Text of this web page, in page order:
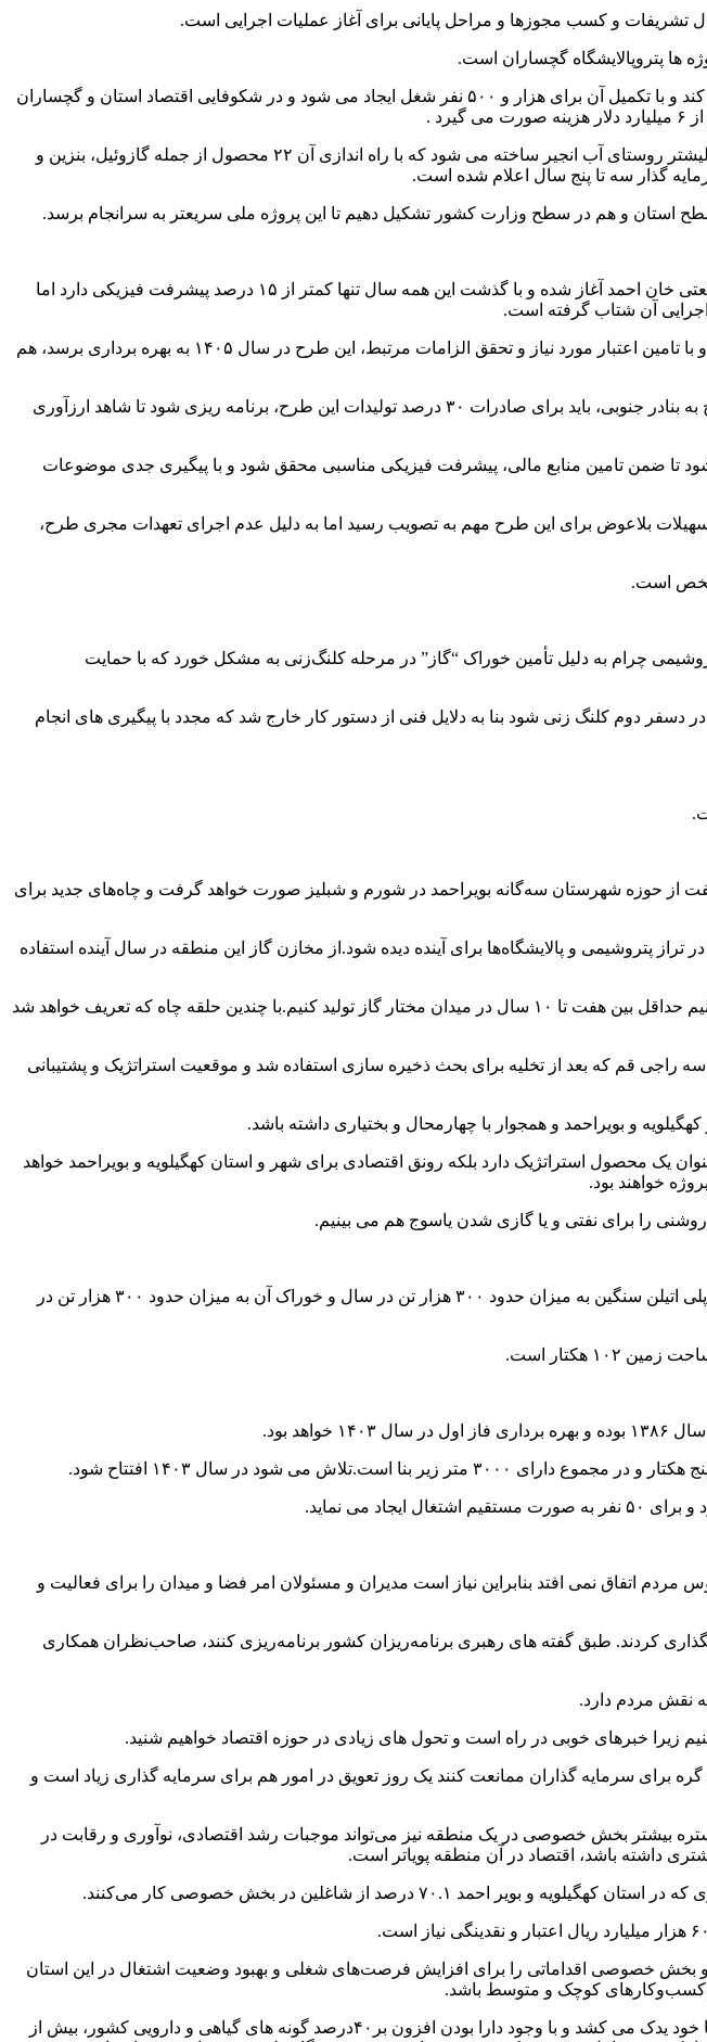
تشریفات و کسب مجوزها و مراحل پایانی برای آغاز عملیات اجرایی است.
ها پتروپالایشگاه گچساران است.
وی افزود: عملیات ساخت پتروپالایشگاه گچساران در زمان اجرا برای بیش از پنج هزار نفر اشتغال ایجاد می کند و با تکمیل آن برای هزار و ۵۰۰ نفر شغل ایجاد می شود و در شکوفایی اقتصاد استان و گچساران
.
استاندار کهگیلویه و بویراحمد عنوان کرد: این ابر پروژه اقتصادی در زمینی به مساحت ۲۱۵ هکتار در منطقه لیشتر روستای آب انجیر ساخته می شود که با راه اندازی آن ۲۲ محصول از جمله گازوئیل، بنزین و
سطح استان و هم در سطح وزارت کشور تشکیل دهیم تا این پروژه ملی سریعتر به سرانجام برسد.
عملیات اجرایی کارخانه بیواتانول باشت که مهرماه سال ۱۳۹۸ در زمینی به مساحت ۱۵ هکتار در شهرک صنعتی خان احمد آغاز شده و با گذشت این همه سال تنها کمتر از ۱۵ درصد پیشرفت فیزیکی دارد اما
آن شتاب گرفته است.
مدیرکل صنعت، معدن و تجارت کهگیلویه و بویراحمد گفت: عملیات اجرایی این طرح در سال ۱۳۹۸ آغاز شد و با تامین اعتبار مورد نیاز و تحقق الزامات مرتبط، این طرح در سال ۱۴۰۵ به بهره برداری برسد، هم
موسویان با اشاره به ظرفیت تولید ۶۶ میلیون لیتری پیش بینی شده این طرح، افزود: با توجه به نزدیکی طرح به بنادر جنوبی، باید برای صادرات ۳۰ درصد تولیدات این طرح، برنامه ریزی شود تا شاهد ارزآوری
حدود ۳۰۰۰ میلیارد تومانی طرح و پیشرفت ۱۵ درصدی، باید تلاش شود تا ضمن تامین منابع مالی، پیشرفت فیزیکی مناسبی محقق شود و با پیگیری جدی موضوعات
بانکی و تسهیلات بلاعوض برای این طرح مهم به تصویب رسید اما به دلیل عدم اجرای تعهدات مجری طرح،
است.
چرام به دلیل تأمین خوراک “گاز” در مرحله کلنگ‌زنی به مشکل خورد که با حمایت
دوم کلنگ زنی شود بنا به دلایل فنی از دستور کار خارج شد که مجدد با پیگیری های انجام
از حوزه شهرستان سه‌گانه بویراحمد در شورم و شبلیز صورت خواهد گرفت و چاه‌های جدید برای
پتروشیمی و پالایشگاه‌ها برای آینده دیده شود.از مخازن گاز این منطقه در سال آینده استفاده
مدیرعامل شرکت نفت مناطق مرکزی ایران تصریح کرد: چشم انداز و پیش بینی تقریبی ما این است که بتوانیم حداقل بین هفت تا ۱۰ سال در میدان مختار گاز تولید کنیم.با چندین حلقه چاه که تعریف خواهد شد
قم که بعد از تخلیه برای بحث ذخیره سازی استفاده شد و موقعیت استراتژیک و پشتیبانی
و بویراحمد و همجوار با چهارمحال و بختیاری داشته باشد.
یک محصول استراتژیک دارد بلکه رونق اقتصادی برای شهر و استان کهگیلویه و بویراحمد خواهد
خواهند بود.
را برای نفتی و یا گازی شدن یاسوج هم می بینیم.
مدیرکل صنعت، معدن و تجارت کهگیلویه و بویراحمد نیز گفت: طرح تولیدی پتروشیمی دهدشت شامل انواع پلی اتیلن سنگین به میزان حدود ۳۰۰ هزار تن در سال و خوراک آن به میزان حدود ۳۰۰ هزار تن در
بود.
می شود در سال ۱۴۰۳ افتتاح شود.
اتفاق نمی افتد بنابراین نیاز است مدیران و مسئولان امر فضا و میدان را برای فعالیت و
کردند. طبق گفته های رهبری برنامه‌ریزان کشور برنامه‌ریزی کنند، صاحب‌نظران همکاری
زیرا خبرهای خوبی در راه است و تحول های زیادی در حوزه اقتصاد خواهیم شنید.
گره برای سرمایه گذاران ممانعت کنند یک روز تعویق در امور هم برای سرمایه گذاری زیاد است و
بیشتر بخش خصوصی در یک منطقه نیز می‌تواند موجبات رشد اقتصادی، نوآوری و رقابت در
داشته باشد، اقتصاد در آن منطقه پویاتر است.
درصد از شاغلین در بخش خصوصی کار می‌کنند.
و بخش خصوصی اقداماتی را برای افزایش فرصت‌های شغلی و بهبود وضعیت اشتغال در این استان
کسب‌وکارهای کوچک و متوسط باشد.
کهگیلویه و بویراحمد استانی زرخیز است که متاسفانه به دلیل برخی بی تدبیری ها سال ها نام محرومیت را با خود یدک می کشد و با وجود دارا بودن افزون بر۴۰درصد گونه های گیاهی و دارویی کشور، بیش از